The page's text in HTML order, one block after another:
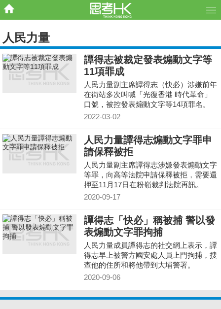
人民力量
譚得志被裁定發表煽動文字等
11項罪成
人民力量副主席譚得志（快必）涉嫌前年
在街站多次叫喊「光復香港 時代革命」
口號，被控發表煽動文字等14項罪名。
2022-03-02
人民力量譚得志煽動文字罪申
請保釋被拒
人民力量副主席譚得志涉嫌發表煽動文字
等罪，向高等法院申請保釋被拒，需要還
押至11月17日在粉嶺裁判法院再訊。
2020-09-17
譚得志「快必」稱被捕 警以發
表煽動文字罪拘捕
人民力量成員譚得志的社交網上表示，譚
得志早上被警方國安處人員上門拘捕，搜
查他的住所和將他帶到大埔警署。
2020-09-06